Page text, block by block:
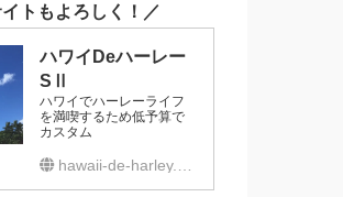
トもよろしく！／
ハワイDeハーレー
SⅡ
ハワイでハーレーライフ
を満喫するため低予算で
カスタム
hawaii-de-harley.com